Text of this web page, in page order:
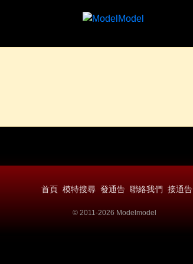
首頁 模特搜尋 發通告 聯絡我們 接通告
© 2011-2026 Modelmodel